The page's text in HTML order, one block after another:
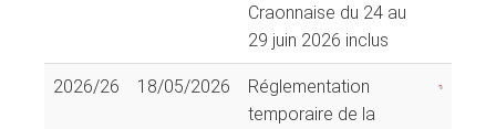
Craonnaise du 24 au
29 juin 2026 inclus
2026/26 18/05/2026
Réglementation
temporaire de la